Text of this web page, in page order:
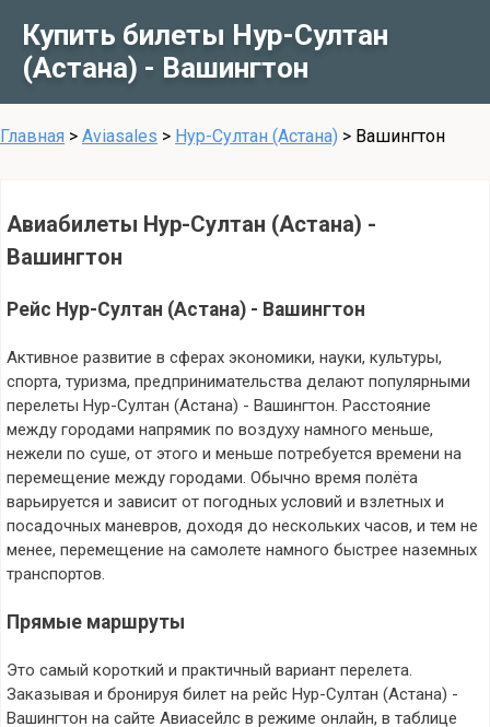
Купить билеты Нур-Султан
(Астана) - Вашингтон
Главная > Aviasales > Нур-Султан (Астана) > Вашингтон
Авиабилеты Нур-Султан (Астана) -
Вашингтон
Рейс Нур-Султан (Астана) - Вашингтон
Активное развитие в сферах экономики, науки, культуры,
спорта, туризма, предпринимательства делают популярными
перелеты Нур-Султан (Астана) - Вашингтон. Расстояние
между городами напрямик по воздуху намного меньше,
нежели по суше, от этого и меньше потребуется времени на
перемещение между городами. Обычно время полёта
варьируется и зависит от погодных условий и взлетных и
посадочных маневров, доходя до нескольких часов, и тем не
менее, перемещение на самолете намного быстрее наземных
транспортов.
Прямые маршруты
Это самый короткий и практичный вариант перелета.
Заказывая и бронируя билет на рейс Нур-Султан (Астана) -
Вашингтон на сайте Авиасейлс в режиме онлайн, в таблице